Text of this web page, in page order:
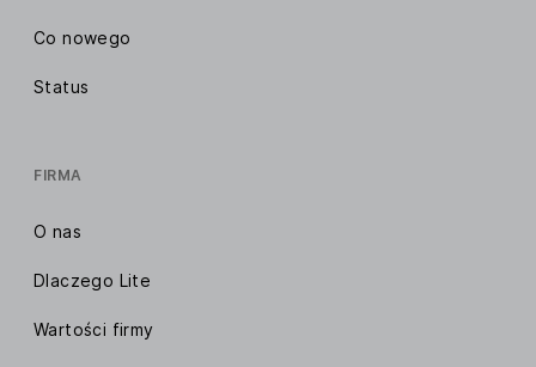
Co nowego
Status
FIRMA
O nas
Dlaczego Lite
Wartości firmy